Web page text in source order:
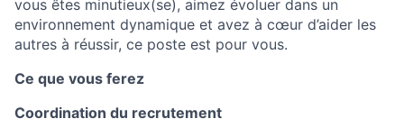
vous êtes minutieux(se), aimez évoluer dans un
environnement dynamique et avez à cœur d’aider les
autres à réussir, ce poste est pour vous.
Ce que vous ferez
Coordination du recrutement